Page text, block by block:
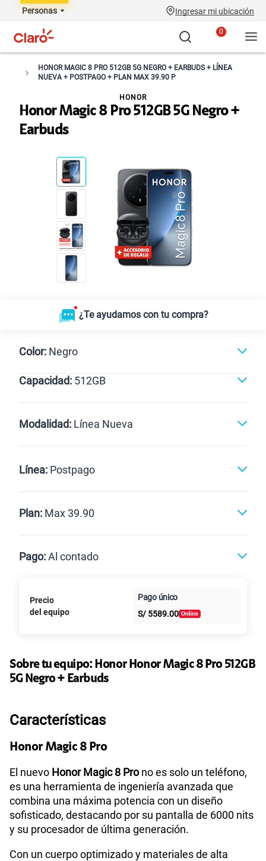
Personas Ingresar mi ubicación
0
HONOR MAGIC 8 PRO 512GB 5G NEGRO + EARBUDS + LÍNEA
NUEVA + POSTPAGO + PLAN MAX 39.90 P
Honor Magic 8 Pro 512GB 5G Negro +
Earbuds
HONOR
¿Te ayudamos con tu compra?
Color: Negro
Negro
Capacidad: 512GB
512GB
Modalidad: Línea Nueva
Renovación Celular liberado
Línea: Postpago
Postpago
Plan: Max 39.90
Paga solo
25GBen alta velocidad
S/
Paga solo S/49.90
Pago:Al contado
Al contado Cuotas Claro
intereses
Precio
del equipo
Pago único
S/ 5589.00
Sobre tu equipo: Honor Honor Magic 8 Pro 512GB
5G Negro + Earbuds
Características
Honor Magic 8 Pro
El nuevo Honor Magic 8 Prono es solo un teléfono,
es una herramienta de ingeniería avanzada que
combina una máxima potencia con un diseño
sofisticado, destacando por su pantalla de 6000 nits
y su procesador de última generación.
Con un cuerpo optimizado y materiales de alta